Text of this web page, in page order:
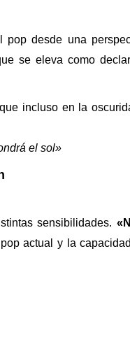
pop desde una
se eleva como
incluso en la
el sol»
sensibilidades.
actual y la